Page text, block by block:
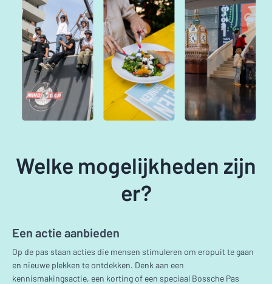
Welke mogelijkheden zijn
er?
Een actie aanbieden
Op de pas staan acties die mensen stimuleren om eropuit te gaan
en nieuwe plekken te ontdekken. Denk aan een
kennismakingsactie, een korting of een speciaal Bossche Pas